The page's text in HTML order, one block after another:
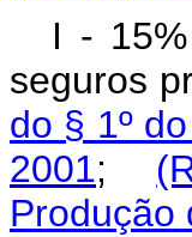
I -
seguros
do § 1º
2001;
Produção